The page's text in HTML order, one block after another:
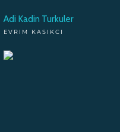
Adi Kadin Turkuler
EVRIM KASIKCI